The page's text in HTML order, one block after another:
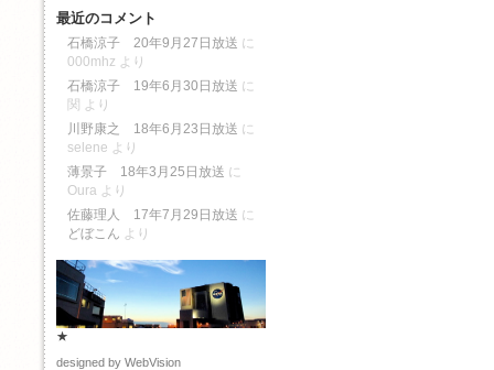
最近のコメント
石橋涼子 20年9月27日放送 に
000mhz より
石橋涼子 19年6月30日放送 に
関 より
川野康之 18年6月23日放送 に
selene より
薄景子 18年3月25日放送 に
Oura より
佐藤理人 17年7月29日放送 に
どぼこん より
★
designed by WebVision